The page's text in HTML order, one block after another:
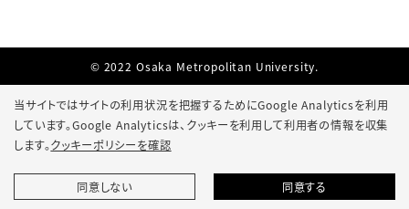
当サイトではサイトの利用状況を把握するためにGoogle Analyticsを利用
しています。Google Analyticsは、 クッキーを利用して利用者の情報を収集
します。クッキーポリシーを確認
同意しない 同意する
© 2022 Osaka Metropolitan University.